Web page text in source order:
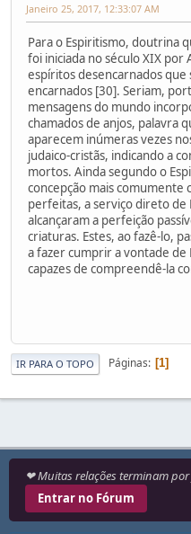
Janeiro 25, 2017, 12:33:07 AM
Para o Espiritismo, doutrina
foi iniciada no século XIX por
espíritos desencarnados que
encarnados [30]. Seriam,
mensagens do mundo
chamados de anjos, palavra
aparecem inúmeras vezes
judaico-cristãs, indicando a
mortos. Ainda segundo o
concepção mais comumente
perfeitas, a serviço direto de
alcançaram a perfeição
criaturas. Estes, ao fazê-lo,
a fazer cumprir a vontade de
capazes de compreendê-la
IR PARA O TOPO Páginas 1
❤ Muitas relações terminam
Entrar no Fórum